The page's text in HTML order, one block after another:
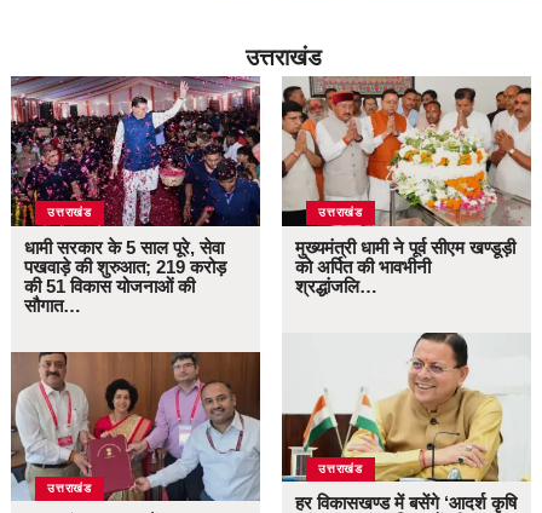
उत्तराखंड
उत्तराखंड
धामी सरकार के 5 साल पूरे, सेवा
पखवाड़े की शुरुआत; 219 करोड़
की 51 विकास योजनाओं की
सौगात…
उत्तराखंड
उत्तराखंड
मुख्यमंत्री धामी ने पूर्व सीएम खण्डूड़ी
को अर्पित की भावभीनी
श्रद्धांजलि…
उत्तराखंड
हर विकासखण्ड में बसेंगे ‘आदर्श कृषि